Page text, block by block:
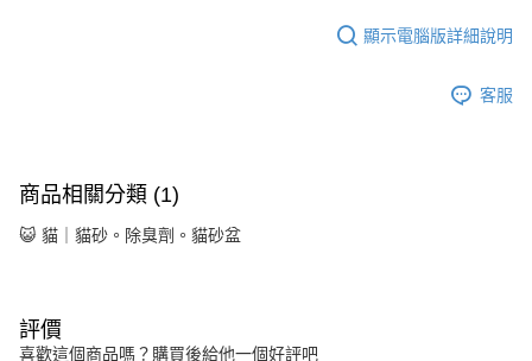
顯示電腦版詳細說明
客服
商品相關分類 (1)
😺 貓｜貓砂。除臭劑。貓砂盆
評價
喜歡這個商品嗎？購買後給他一個好評吧